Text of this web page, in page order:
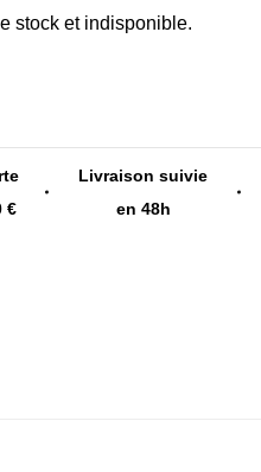
stock et indisponible.
€
Livraison suivie
en 48h